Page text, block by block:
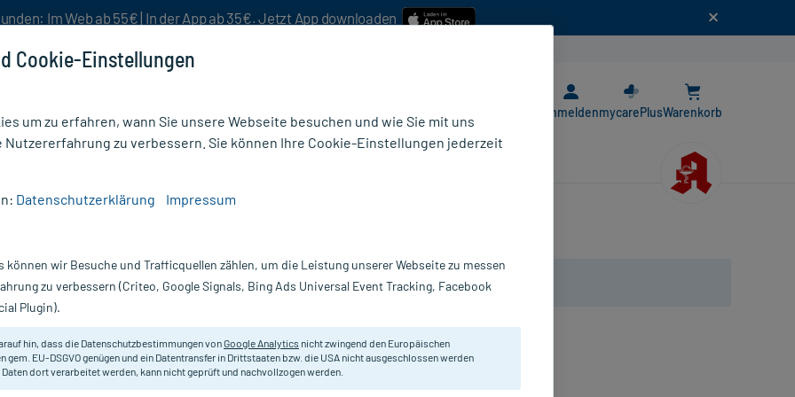
Im Web ab 55€ | In der App ab 35€. Jetzt App downloaden
AnmeldenmycarePlusWarenkorb
Nur für kurze Zeit:Gratis-Versand* ab 19€ Mindestbestellwert!
sulfuricum
DHU Schüßler Salze
Homöopathisches Arzneimittel mit Kalium sulfuricum Trit. D4.
Cookie-Einstellungen
um zu erfahren, wann Sie unsere Webseite besuchen und wie Sie mit uns
Nutzererfahrung zu verbessern. Sie können Ihre Cookie-Einstellungen jederzeit
Datenschutzerklärung Impressum
können wir Besuche und Trafficquellen zählen, um die Leistung unserer Webseite zu messen
zu verbessern (Criteo, Google Signals, Bing Ads Universal Event Tracking, Facebook
Plugin).
hin, dass die Datenschutzbestimmungen vonGoogle Analytics nicht zwingend den Europäischen
gem. EU-DSGVO genügen und ein Datentransfer in Drittstaaten bzw. die USA nicht ausgeschlossen werden
Daten dort verarbeitet werden, kann nicht geprüft und nachvollzogen werden.